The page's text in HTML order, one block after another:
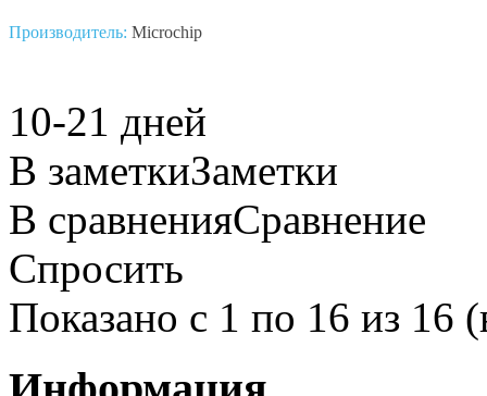
Производитель: Microchip
10-21 дней
В заметкиЗаметки
В сравненияСравнение
Спросить
Показано с 1 по 16 из 16